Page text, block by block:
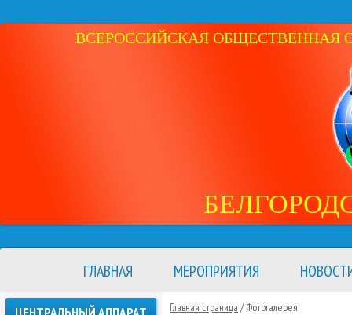
ВСЕРОССИЙСКАЯ ОБЩЕСТВЕННАЯ
ГЛАВНАЯ МЕРОПРИЯТИЯ
Главная страница / Фотогалерея